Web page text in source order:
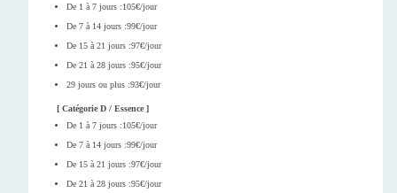
De 1 à 7 jours :105€/jour
De 7 à 14 jours :99€/jour
De 15 à 21 jours :97€/jour
De 21 à 28 jours :95€/jour
29 jours ou plus :93€/jour
[ Catégorie D / Essence ]
De 1 à 7 jours :105€/jour
De 7 à 14 jours :99€/jour
De 15 à 21 jours :97€/jour
De 21 à 28 jours :95€/jour